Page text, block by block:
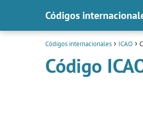
Códigos
Códigos internacionales ICAO
Código